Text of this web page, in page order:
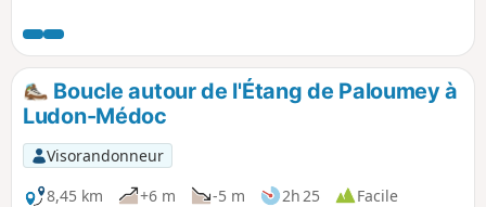
Boucle autour de l'Étang de Paloumey à
Ludon-Médoc
Visorandonneur
8,45 km
+6 m -5 m 2h 25
Facile